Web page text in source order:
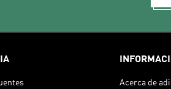
Acerca de